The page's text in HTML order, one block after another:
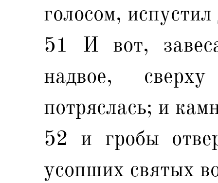
голосом,
51 И вот,
надвое,
потряслась; и
52 и гробы
усопших святых